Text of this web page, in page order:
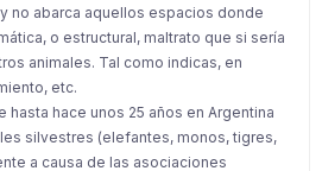
no abarca aquellos espacios donde
o estructural, maltrato que si sería
animales. Tal como indicas, en
etc.
hasta hace unos 25 años en Argentina
silvestres (elefantes, monos, tigres,
a causa de las asociaciones